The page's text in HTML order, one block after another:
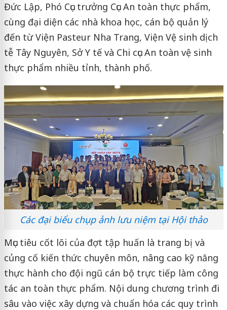
Đức Lập, Phó Cục trưởng Cục An toàn thực phẩm,
cùng đại diện các nhà khoa học, cán bộ quản lý
đến từ Viện Pasteur Nha Trang, Viện Vệ sinh dịch
tễ Tây Nguyên, Sở Y tế và Chi cục An toàn vệ sinh
thực phẩm nhiều tỉnh, thành phố.
Các đại biểu chụp ảnh lưu niệm tại Hội thảo
Mục tiêu cốt lõi của đợt tập huấn là trang bị và
củng cố kiến thức chuyên môn, nâng cao kỹ năng
thực hành cho đội ngũ cán bộ trực tiếp làm công
tác an toàn thực phẩm. Nội dung chương trình đi
sâu vào việc xây dựng và chuẩn hóa các quy trình